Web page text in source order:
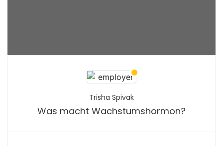
Trisha Spivak
Was macht Wachstumshormon?